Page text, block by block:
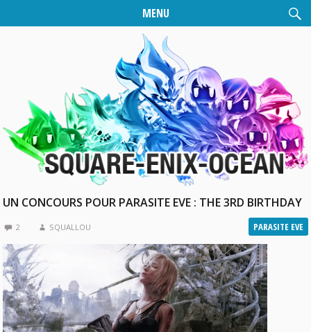
MENU
UN CONCOURS POUR PARASITE EVE : THE 3RD BIRTHDAY
PARASITE EVE
2 SQUALLOU